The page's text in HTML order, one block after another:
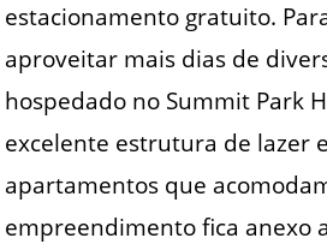
estacionamento gratuito.
aproveitar mais dias de
hospedado no Summit Park
excelente estrutura de lazer
apartamentos que
empreendimento fica anexo